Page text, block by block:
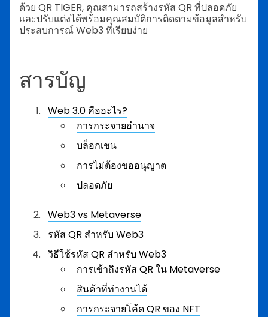
ด้วย QR TIGER, คุณสามารถสร้างรหัส QR ที่ปลอดภัย
และปรับแต่งได้พร้อมคุณสมบัติการติดตามข้อมูลสำหรับ
ประสบการณ์ Web3 ที่เรียบง่าย
สารบัญ
Web 3.0 คืออะไร?
การกระจายอำนาจ
บล็อกเชน
การไม่ต้องขออนุญาต
ปลอดภัย
Web3 vs Metaverse
รหัส QR สำหรับ Web3
วิธีใช้รหัส QR สำหรับ Web3
การเข้าถึงรหัส QR ใน Metaverse
สินค้าที่ทำงานได้
การกระจายโค้ด QR ของ NFT